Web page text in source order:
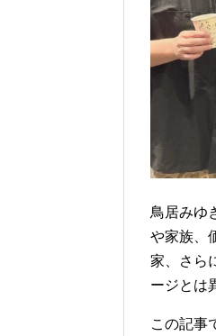
鳥居みゆ
や家族、
家、さら
ージとは
この記事